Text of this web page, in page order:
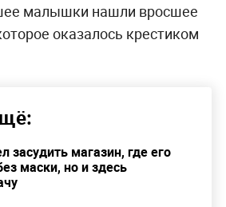
малышки нашли вросшее
оказалось крестиком
засудить магазин, где его
маски, но и здесь